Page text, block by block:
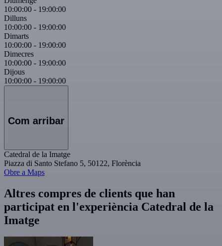
10:00:00 - 19:00:00
Dilluns
10:00:00 - 19:00:00
Dimarts
10:00:00 - 19:00:00
Dimecres
10:00:00 - 19:00:00
Dijous
10:00:00 - 19:00:00
Com arribar
Catedral de la Imatge
Piazza di Santo Stefano 5, 50122, Florència
Obre a Maps
Altres compres de clients que han
participat en l'experiència Catedral de la
Imatge